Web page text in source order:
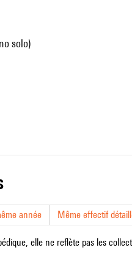
solo)
année Même effectif
elle ne reflète pas les